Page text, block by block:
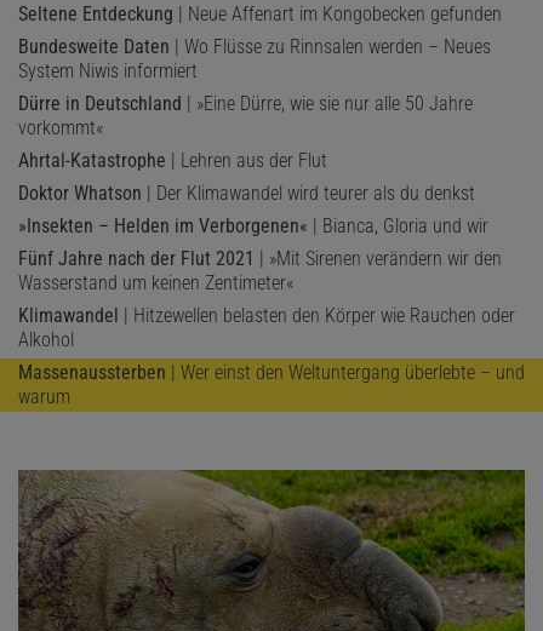
Seltene Entdeckung | Neue Affenart im Kongobecken gefunden
Bundesweite Daten | Wo Flüsse zu Rinnsalen werden – Neues
System Niwis informiert
Dürre in Deutschland | »Eine Dürre, wie sie nur alle 50 Jahre
vorkommt«
Ahrtal-Katastrophe | Lehren aus der Flut
Doktor Whatson | Der Klimawandel wird teurer als du denkst
»Insekten – Helden im Verborgenen« | Bianca, Gloria und wir
Fünf Jahre nach der Flut 2021 | »Mit Sirenen verändern wir den
Wasserstand um keinen Zentimeter«
Klimawandel | Hitzewellen belasten den Körper wie Rauchen oder
Alkohol
Massenaussterben | Wer einst den Weltuntergang überlebte – und
warum